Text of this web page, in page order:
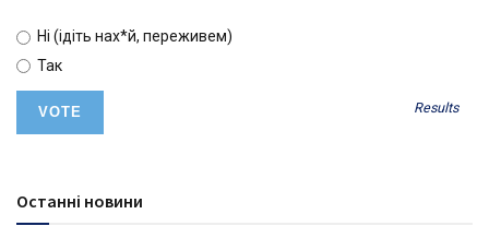
Ні (ідіть нах*й, переживем)
Так
Results
Останні новини